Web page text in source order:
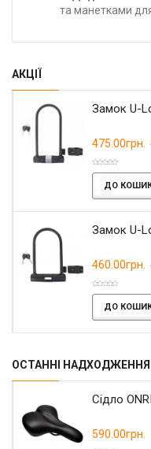
та манетками
АКЦІЇ
Замок U-
475.00грн.
ДО
Замок U-
460.00грн.
ДО
ОСТАННІ НАДХОДЖЕННЯ
Сідло
590.00грн.